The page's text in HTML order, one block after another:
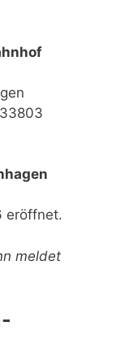
eröffnet.
meldet